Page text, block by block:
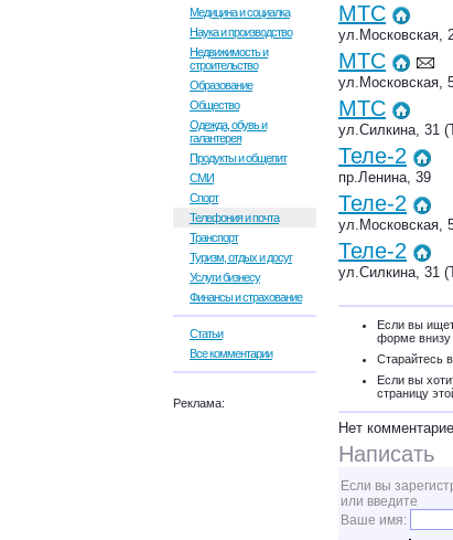
Медицина и социалка
Наука и производство
Недвижимость и
строительство
Образование
Общество
Одежда, обувь и
галантерея
Продукты и общепит
СМИ
Спорт
Телефония и почта
Транспорт
Туризм, отдых и досуг
Услуги бизнесу
Финансы и страхование
Статьи
Все комментарии
Реклама:
МТС
ул.Московская,
МТС
ул.Московская,
МТС
ул.Силкина, 31
Теле-2
пр.Ленина, 39
Теле-2
ул.Московская,
Теле-2
ул.Силкина, 31
Если вы
форме внизу
Старайтесь
Если вы
страницу
Нет
Написать
Если вы
или введите
Ваше имя: